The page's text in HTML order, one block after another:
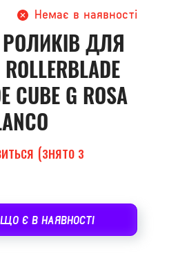
Немає в наявності
ДЛЯ
CUBE G ROSA
(знято з
Є В НАЯВНОСТІ